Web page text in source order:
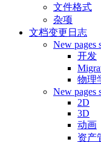
文件格式
杂项
文档变更日志
New pages
开发
物理
New pages
2D
3D
动画
资产